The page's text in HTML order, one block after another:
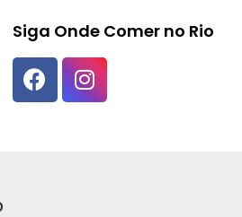
Siga Onde Comer no Rio